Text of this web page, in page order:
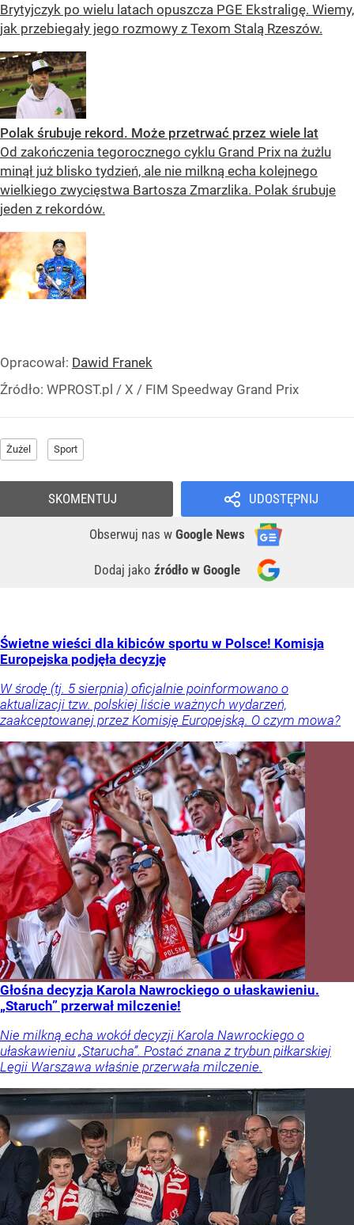
Brytyjczyk po wielu latach opuszcza PGE Ekstraligę. Wiemy,
jak przebiegały jego rozmowy z Texom Stalą Rzeszów.
Polak śrubuje rekord. Może przetrwać przez wiele lat
Od zakończenia tegorocznego cyklu Grand Prix na żużlu
minął już blisko tydzień, ale nie milkną echa kolejnego
wielkiego zwycięstwa Bartosza Zmarzlika. Polak śrubuje
jeden z rekordów.
Opracował: Dawid Franek
Źródło: WPROST.pl / X / FIM Speedway Grand Prix
Żużel Sport
UDOSTĘPNIJ
Obserwuj nas w Google News
Dodaj jako źródło w Google
SKOMENTUJ
Świetne wieści dla kibiców sportu w Polsce! Komisja
Europejska podjęła decyzję
W środę (tj. 5 sierpnia) oficjalnie poinformowano o
aktualizacji tzw. polskiej liście ważnych wydarzeń,
zaakceptowanej przez Komisję Europejską. O czym mowa?
Głośna decyzja Karola Nawrockiego o ułaskawieniu.
„Staruch” przerwał milczenie!
Nie milkną echa wokół decyzji Karola Nawrockiego o
ułaskawieniu „Starucha”. Postać znana z trybun piłkarskiej
Legii Warszawa właśnie przerwała milczenie.